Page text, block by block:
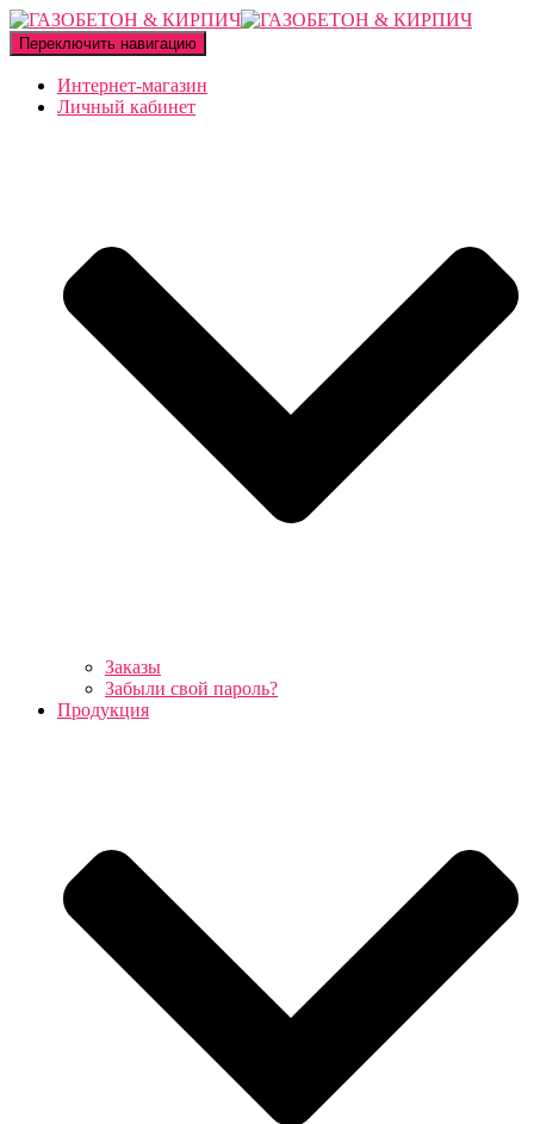
Переключить навигацию
Интернет-магазин
Личный кабинет
Заказы
Забыли свой пароль?
Продукция